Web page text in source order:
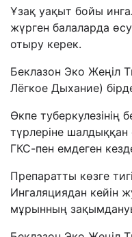
Ұзақ уақыт бойы
жүрген балаларда
отыру керек.
Беклазон Эко Жеңіл
Лёгкое Дыхание)
Өкпе туберкулезінің
түрлеріне
ГКС-пен емдеген
Препаратты көзге
Ингаляциядан кейін
мұрынның